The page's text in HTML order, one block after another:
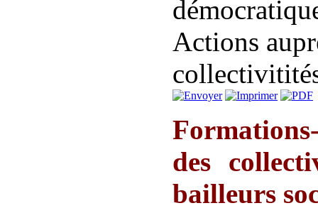
Actions
des
bailleurs